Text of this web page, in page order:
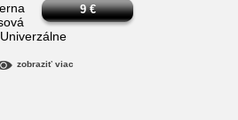
9€
zobraziť viac